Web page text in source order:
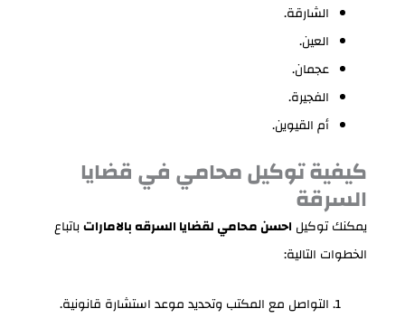
الشارقة.
العين.
عجمان.
الفجيرة.
أم القيوين.
كيفية توكيل محامي في قضايا
السرقة
يمكنك توكيل احسن محامي لقضايا السرقه بالاماراتباتباع
الخطوات التالية:
التواصل مع المكتب وتحديد موعد استشارة قانونية.